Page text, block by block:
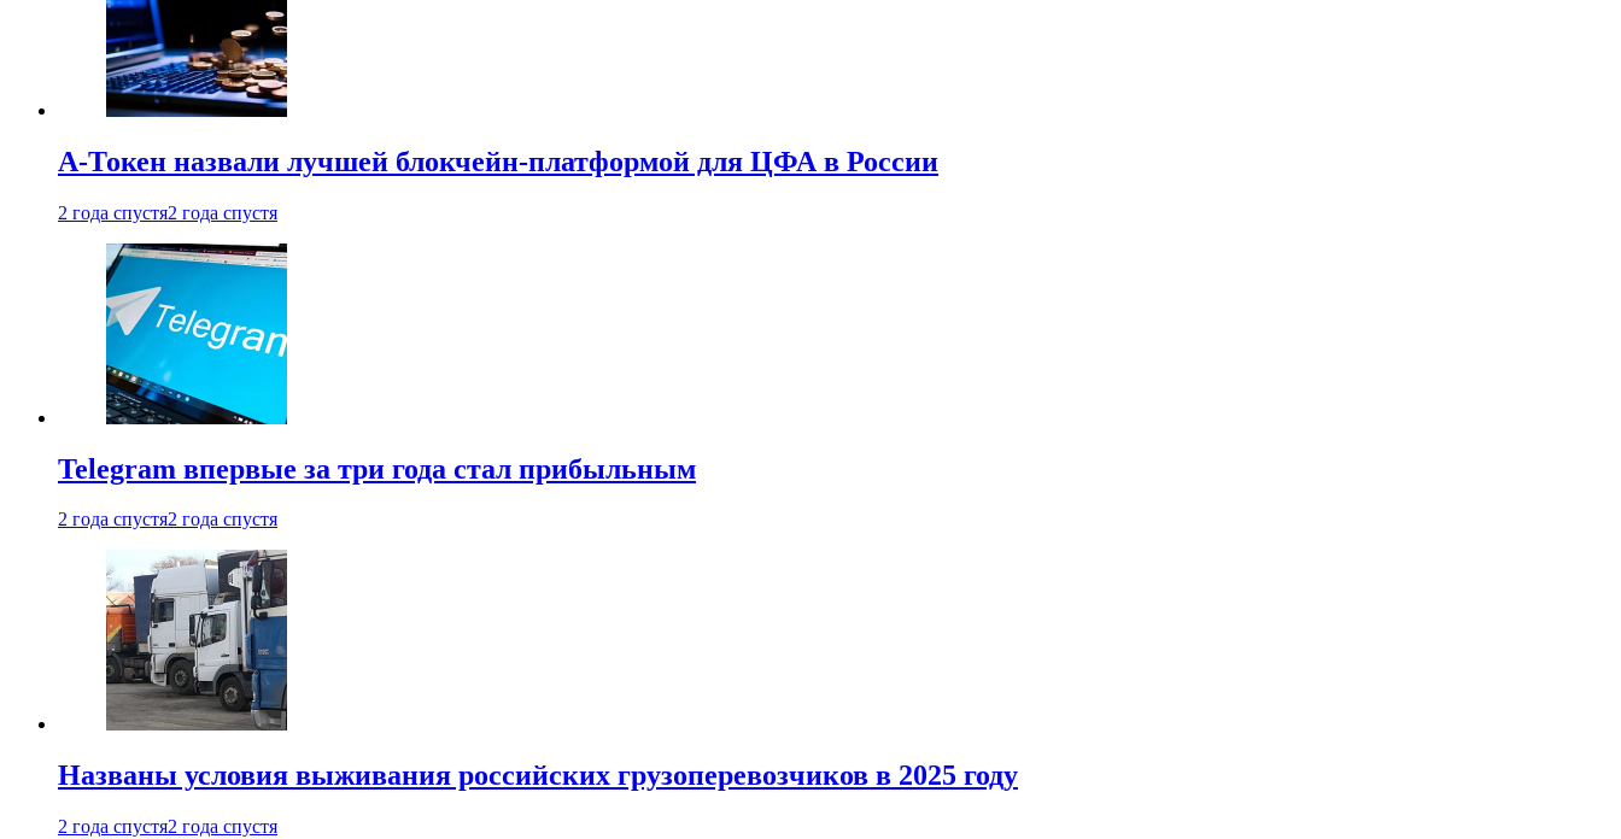
А-Токен назвали лучшей блокчейн-платформой для ЦФА в России
2 года спустя2 года спустя
Telegram впервые за три года стал прибыльным
2 года спустя2 года спустя
Названы условия выживания российских грузоперевозчиков в 2025 году
2 года спустя2 года спустя